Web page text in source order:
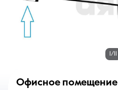
Недвижимость
1/11
Офисное помещение